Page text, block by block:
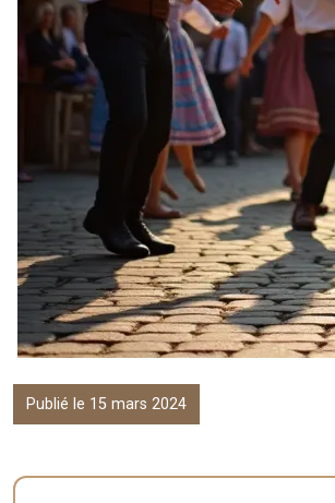
Publié le 15 mars 2024